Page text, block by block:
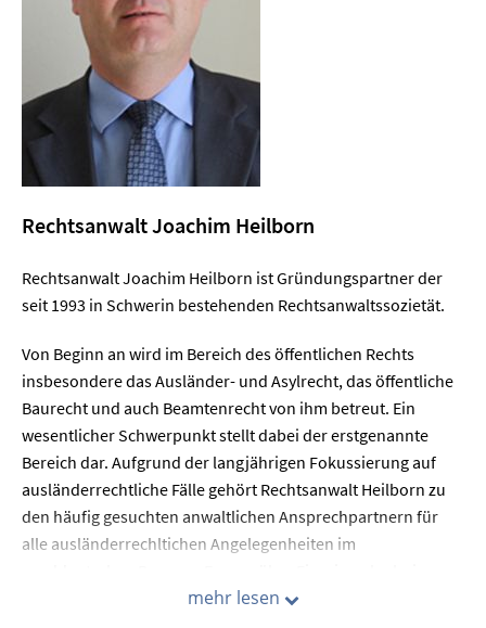
verstärkt auf den Gebieten der zivilrechtlichen
Vertragsverletzung (insbesondere Bau- und
Grundstücksverträge sowie Gebrauchtwagengeschäften)
und des Verkehrsunfallrechts tätig.
Dabei geht es gleichermaßen um Sachschäden und
Personenschäden.
Er gehört der Arbeitsgemeinschaft der
Eine Prozessvertretung erfolgt vor allen Amts-, Land- und
Landesarbeitsgerichten und dem Bundesarbeitsgericht.
RechtsanwaltJoachim Heilborn
Rechtsanwalt Joachim Heilborn ist Gründungspartner der
seit 1993 in Schwerin bestehenden Rechtsanwaltssozietät.
Von Beginn an wird im Bereich des öffentlichen Rechts
insbesondere das Ausländer- und Asylrecht, das öffentliche
Baurecht und auch Beamtenrecht von ihm betreut. Ein
wesentlicher Schwerpunkt stellt dabei der erstgenannte
Bereich dar. Aufgrund der langjährigen Fokussierung auf
ausländerrechtliche Fälle gehört Rechtsanwalt Heilborn zu
den häufig gesuchten anwaltlichen Ansprechpartnern für
alle ausländerrechltichen Angelegenheiten im
vorübergehender Duldungen, Flüchtlingsschutz,
mehr lesen